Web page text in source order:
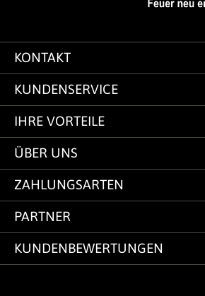
KONTAKT
KUNDENSERVICE
IHRE VORTEILE
ÜBER UNS
ZAHLUNGSARTEN
PARTNER
KUNDENBEWERTUNGEN